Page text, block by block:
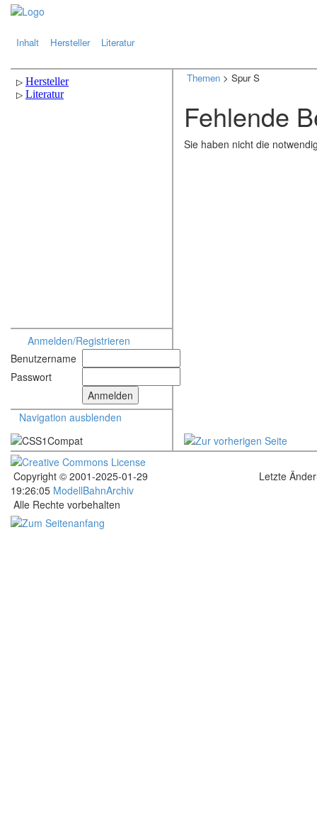
Inhalt Hersteller Literatur
Anmelden/Registrieren
Benutzername
Passwort
Navigation ausblenden
Themen > Spur S
Fehlende
Sie haben nicht die
Copyright © 2001-2025-01-29
19:26:05 ModellBahnArchiv
Letzte
Alle Rechte vorbehalten